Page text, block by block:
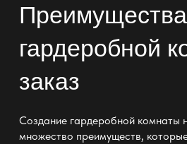
Преимущества
гардеробной
заказ
Создание гардеробной комнаты
множество преимуществ,